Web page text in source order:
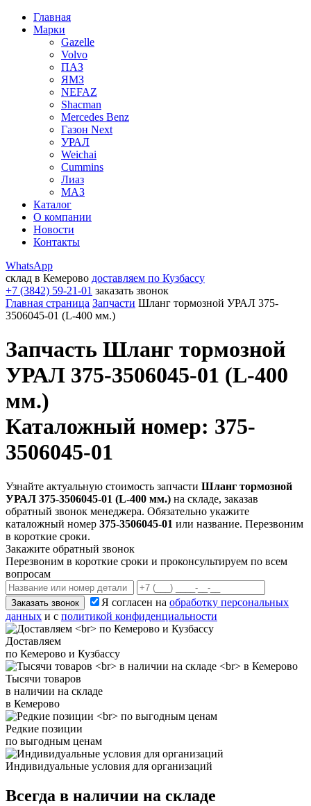
Главная
Марки
Gazelle
Volvo
ПАЗ
ЯМЗ
NEFAZ
Shacman
Mercedes Benz
Газон Next
УРАЛ
Weichai
Cummins
Лиаз
МАЗ
Каталог
О компании
Новости
Контакты
WhatsApp
склад в Кемерово доставляем по Кузбассу
+7 (3842) 59-21-01 заказать звонок
Главная страница Запчасти Шланг тормозной УРАЛ 375-
3506045-01 (L-400 мм.)
Запчасть Шланг тормозной
УРАЛ 375-3506045-01 (L-400
мм.)
Каталожный номер: 375-
3506045-01
Узнайте актуальную стоимость запчасти Шланг тормозной
УРАЛ 375-3506045-01 (L-400 мм.) на складе, заказав
обратный звонок менеджера. Обязательно укажите
каталожный номер 375-3506045-01 или название. Перезвоним
в короткие сроки.
Закажите обратный звонок
Перезвоним в короткие сроки и проконсультируем по всем
вопросам
Заказать звонок Я согласен на обработку персональных
данных и с политикой конфиденциальности
Доставляем
по Кемерово и Кузбассу
Тысячи товаров
в наличии на складе
в Кемерово
Редкие позиции
по выгодным ценам
Индивидуальные условия для организаций
Всегда в наличии на складе